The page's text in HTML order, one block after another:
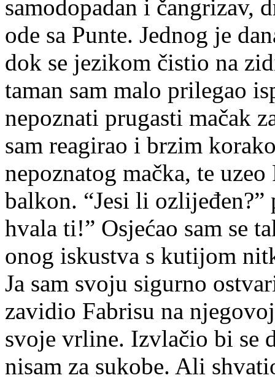
samodopadan i čangrizav,
ode sa Punte. Jednog je
dok se jezikom čistio na
taman sam malo prilegao
nepoznati prugasti mačak
sam reagirao i brzim
nepoznatog mačka, te
balkon. “Jesi li ozlijeđen?”
hvala ti!” Osjećao sam se
onog iskustva s kutijom
Ja sam svoju sigurno
zavidio Fabrisu na
svoje vrline. Izvlačio bi se
nisam za sukobe. Ali